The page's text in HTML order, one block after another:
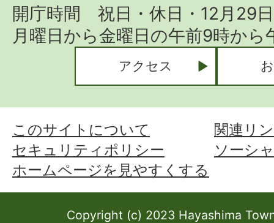
開庁時間 祝日・休日・12月29
月曜日から金曜日の午前9時か
アクセス
このサイトについて
関連リ
セキュリティポリシー
ソーシ
ホームページを見やすくする
Copyright (c) 2023 Hayashima